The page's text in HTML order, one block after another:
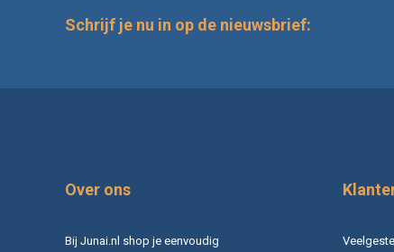
Schrijf je nu in op de nieuwsbrief:
Over ons
Bij Junai.nl shop je eenvoudig